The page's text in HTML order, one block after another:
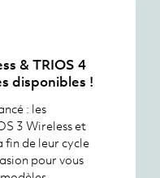
& TRIOS 4
disponibles !
: les
3 Wireless et
fin de leur cycle
pour vous